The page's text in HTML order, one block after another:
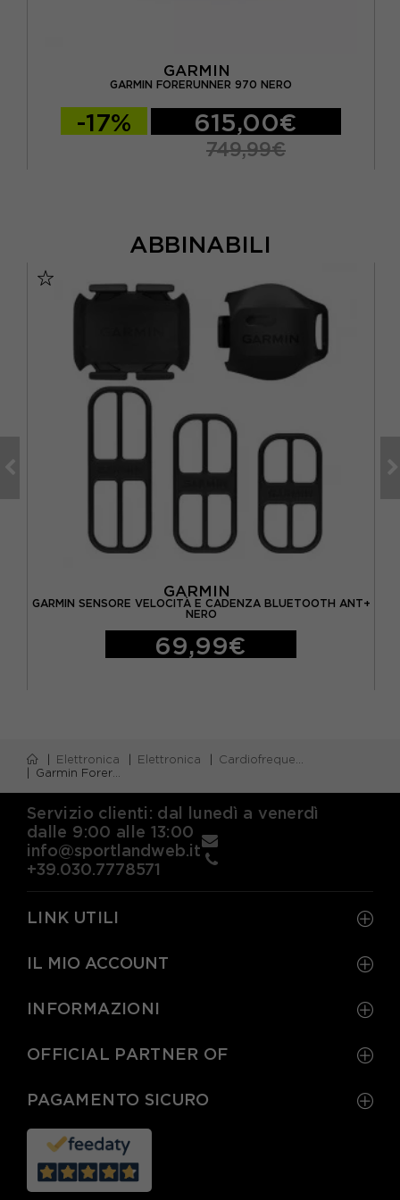
GARMIN
GARMIN FORERUNNER 970 NERO
-17% 615,00€
749,99€
ABBINABILI
GARMIN
GARMIN SENSORE VELOCITÀ E CADENZA BLUETOOTH ANT+
NERO
69,99€
Elettronica Elettronica
Cardiofrequenzimetro
Garmin Forerunner 570 47Mm Nero
Servizio clienti: dal lunedì a venerdì
dalle 9:00 alle 13:00
info@sportlandweb.it
+39.030.7778571
LINK UTILI
IL MIO ACCOUNT
INFORMAZIONI
OFFICIAL PARTNER OF
PAGAMENTO SICURO